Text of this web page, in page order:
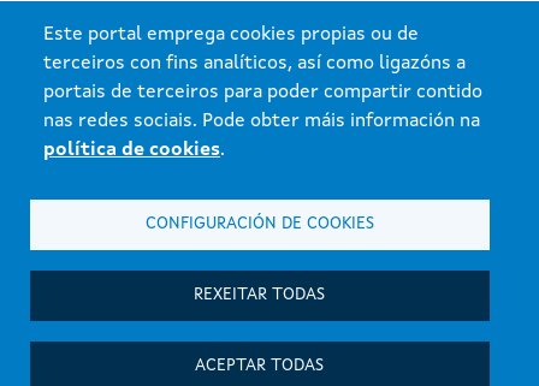
Este portal emprega cookies propias ou de
terceiros con fins analíticos, así como ligazóns a
portais de terceiros para poder compartir contido
nas redes sociais. Pode obter máis información na
política de cookies.
CONFIGURACIÓN DE COOKIES
REXEITAR TODAS
ACEPTAR TODAS
Axencia para a Modernización Tecnolóxica de Galicia da
Xunta de Galicia.
internet pola Xunta de Galicia
Política de privacidade